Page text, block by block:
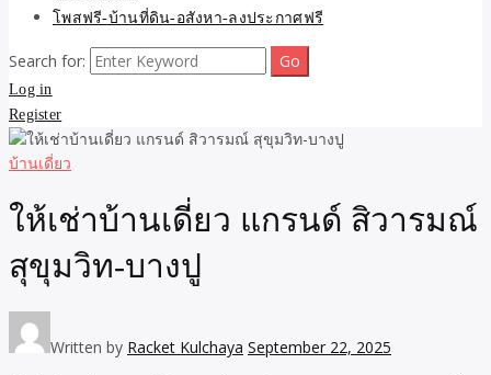
โพสฟรี-บ้านที่ดิน-อสังหา-ลงประกาศฟรี
Search for:
Log in
Register
บ้านเดี่ยว
ให้เช่าบ้านเดี่ยว แกรนด์ สิวารมณ์
สุขุมวิท-บางปู
Written by Racket Kulchaya September 22, 2025